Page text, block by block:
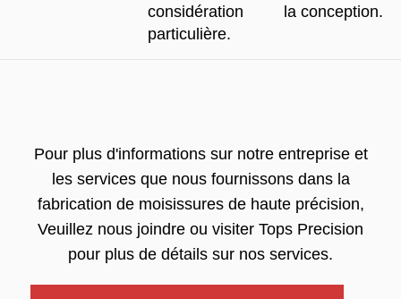
considération
particulière.
la conception.
Pour plus d'informations sur notre entreprise et
les services que nous fournissons dans la
fabrication de moisissures de haute précision,
Veuillez nous joindre ou visiter Tops Precision
pour plus de détails sur nos services.